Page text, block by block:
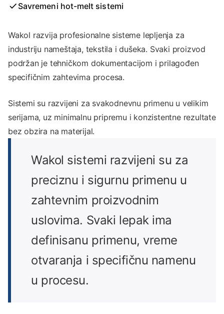
Wakol razvija profesionalne sisteme lepljenja za
industriju nameštaja, tekstila i dušeka. Svaki proizvod
podržan je tehničkom dokumentacijom i prilagođen
specifičnim zahtevima procesa.
Sistemi su razvijeni za svakodnevnu primenu u velikim
serijama, uz minimalnu pripremu i konzistentne rezultate
bez obzira na materijal.
Wakol sistemi razvijeni su za
preciznu i sigurnu primenu u
zahtevnim proizvodnim
uslovima. Svaki lepak ima
definisanu primenu, vreme
otvaranja i specifičnu namenu
u procesu.
Savremeni hot-melt sistemi